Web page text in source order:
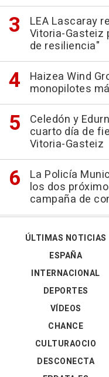
LEA Lascaray
Vitoria-Gasteiz
de resiliencia"
Haizea Wind
monopilotes
Celedón y
cuarto día de
Vitoria-Gasteiz
La Policía
los dos
campaña de
ÚLTIMAS NOTICIAS
ESPAÑA
INTERNACIONAL
DEPORTES
VÍDEOS
CHANCE
CULTURAOCIO
DESCONECTA